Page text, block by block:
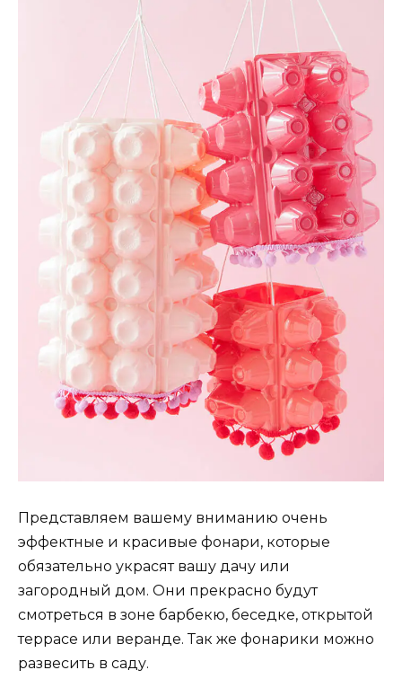
Представляем вашему вниманию очень
эффектные и красивые фонари, которые
обязательно украсят вашу дачу или
загородный дом. Они прекрасно будут
смотреться в зоне барбекю, беседке, открытой
террасе или веранде. Так же фонарики можно
развесить в саду.